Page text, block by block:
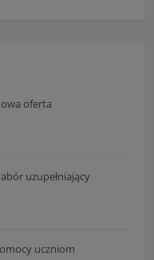
oferta
uzupełniający
uczniom